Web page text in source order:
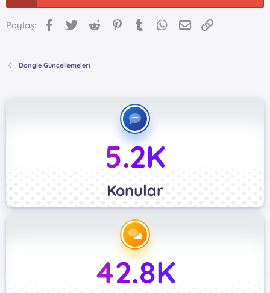
Paylaş: Facebook
Twitter Reddit PinterestTumblr WhatsApp
E-posta
Dongle Güncellemeleri
5.2K
Konular
42.8K